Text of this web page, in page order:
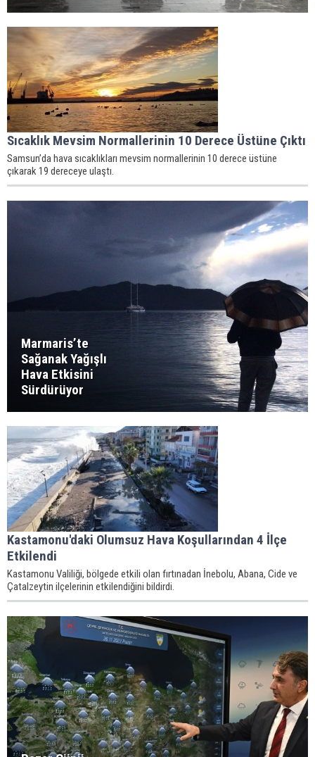
Sıcaklık Mevsim Normallerinin 10 Derece Üstüne Çıktı
Samsun’da hava sıcaklıkları mevsim normallerinin 10 derece üstüne
çıkarak 19 dereceye ulaştı.
Marmaris’te
Sağanak Yağışlı
Hava Etkisini
Sürdürüyor
Kastamonu'daki Olumsuz Hava Koşullarından 4 İlçe
Etkilendi
Kastamonu Valiliği, bölgede etkili olan fırtınadan İnebolu, Abana, Cide ve
Çatalzeytin ilçelerinin etkilendiğini bildirdi.